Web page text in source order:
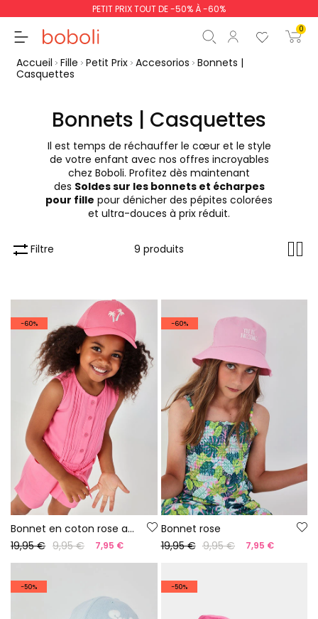
PETIT PRIX TOUT DE -50% À -60%
0
0,00 €
poursuit Commencer la
Accueil Fille Petit Prix Accesorios Bonnets |
Casquettes
Bonnets | Casquettes
Il est temps de réchauffer le cœur et le style
de votre enfant avec nos offres incroyables
chez Boboli. Profitez dès maintenant
des Soldes sur les bonnets et écharpes
pour fille pour dénicher des pépites colorées
et ultra-douces à prix réduit.
Filtre 9 produits
-60%
Bonnet en coton rose avec motifs de palmiers
19,95 € 9,95 € 7,95 €
-60%
Bonnet rose
19,95 € 9,95 € 7,95 €
-50% -50%